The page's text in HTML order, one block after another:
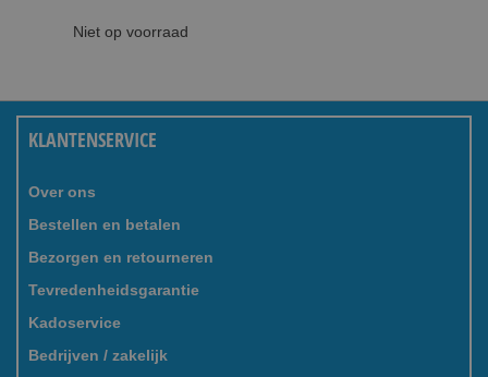
Niet op voorraad
KLANTENSERVICE
Over ons
Bestellen en betalen
Bezorgen en retourneren
Tevredenheidsgarantie
Kadoservice
Bedrijven / zakelijk